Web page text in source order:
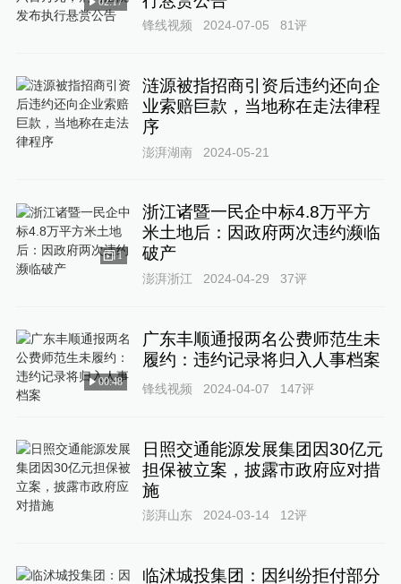
锋线视频 2024-07-05 81评
涟源被指招商引资后违约还向企
业索赔巨款，当地称在走法律程
序
澎湃湖南 2024-05-21
1
浙江诸暨一民企中标4.8万平方
米土地后：因政府两次违约濒临
破产
澎湃浙江 2024-04-29 37评
00:48
广东丰顺通报两名公费师范生未
履约：违约记录将归入人事档案
锋线视频 2024-04-07 147评
日照交通能源发展集团因30亿元
担保被立案，披露市政府应对措
施
澎湃山东 2024-03-14 12评
临沭城投集团：因纠纷拒付部分